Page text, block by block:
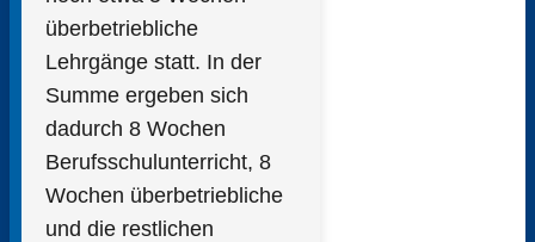
überbetriebliche
Lehrgänge statt. In der
Summe ergeben sich
dadurch 8 Wochen
Berufsschulunterricht, 8
Wochen überbetriebliche
und die restlichen